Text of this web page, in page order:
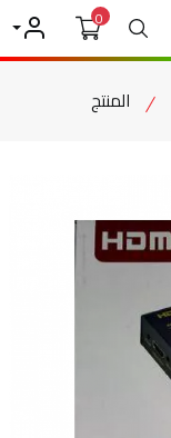
بحث0
حسابي
المنتج